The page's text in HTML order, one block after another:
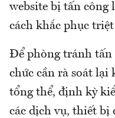
website bị tấn công
cách khắc phục triệt
Để phòng tránh tấn
chức cần rà soát
tổng thể, định kỳ
các dịch vụ, thiết bị